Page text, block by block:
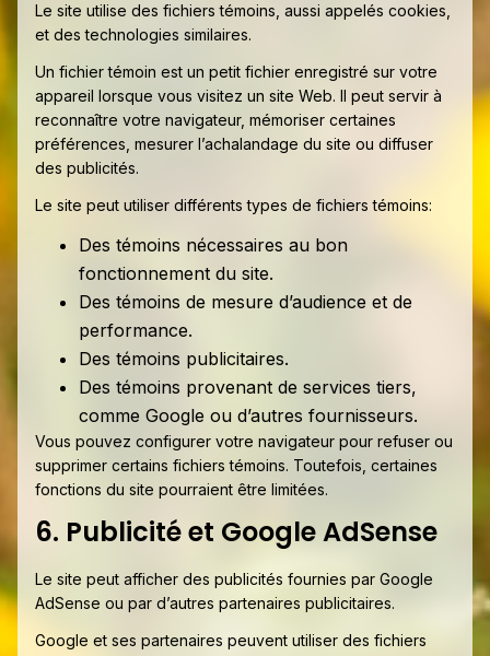
Le site utilise des fichiers témoins, aussi appelés cookies,
et des technologies similaires.
Un fichier témoin est un petit fichier enregistré sur votre
appareil lorsque vous visitez un site Web. Il peut servir à
reconnaître votre navigateur, mémoriser certaines
préférences, mesurer l’achalandage du site ou diffuser
des publicités.
Le site peut utiliser différents types de fichiers témoins:
Des témoins nécessaires au bon
fonctionnement du site.
Des témoins de mesure d’audience et de
performance.
Des témoins publicitaires.
Des témoins provenant de services tiers,
comme Google ou d’autres fournisseurs.
Vous pouvez configurer votre navigateur pour refuser ou
supprimer certains fichiers témoins. Toutefois, certaines
fonctions du site pourraient être limitées.
6. Publicité et Google AdSense
Le site peut afficher des publicités fournies par Google
AdSense ou par d’autres partenaires publicitaires.
Google et ses partenaires peuvent utiliser des fichiers